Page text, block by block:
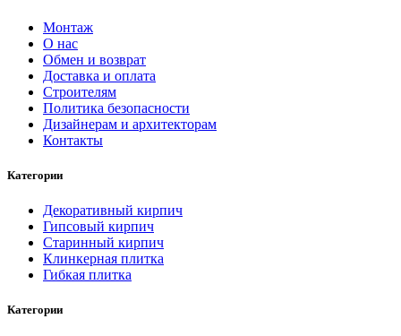
Монтаж
О нас
Обмен и возврат
Доставка и оплата
Строителям
Политика безопасности
Дизайнерам и архитекторам
Контакты
Категории
Декоративный кирпич
Гипсовый кирпич
Старинный кирпич
Клинкерная плитка
Гибкая плитка
Категории